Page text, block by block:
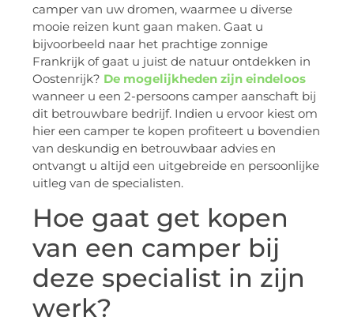
camper van uw dromen, waarmee u diverse
mooie reizen kunt gaan maken. Gaat u
bijvoorbeeld naar het prachtige zonnige
Frankrijk of gaat u juist de natuur ontdekken in
Oostenrijk? De mogelijkheden zijn eindeloos
wanneer u een 2-persoons camper aanschaft bij
dit betrouwbare bedrijf. Indien u ervoor kiest om
hier een camper te kopen profiteert u bovendien
van deskundig en betrouwbaar advies en
ontvangt u altijd een uitgebreide en persoonlijke
uitleg van de specialisten.
Hoe gaat get kopen
van een camper bij
deze specialist in zijn
werk?